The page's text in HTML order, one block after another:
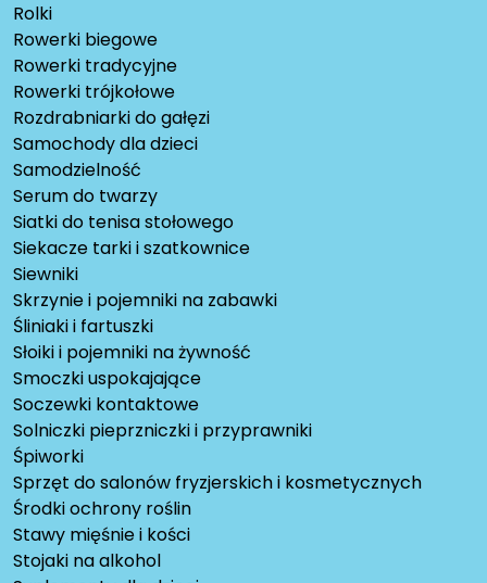
Rolki
Rowerki biegowe
Rowerki tradycyjne
Rowerki trójkołowe
Rozdrabniarki do gałęzi
Samochody dla dzieci
Samodzielność
Serum do twarzy
Siatki do tenisa stołowego
Siekacze tarki i szatkownice
Siewniki
Skrzynie i pojemniki na zabawki
Śliniaki i fartuszki
Słoiki i pojemniki na żywność
Smoczki uspokajające
Soczewki kontaktowe
Solniczki pieprzniczki i przyprawniki
Śpiworki
Sprzęt do salonów fryzjerskich i kosmetycznych
Środki ochrony roślin
Stawy mięśnie i kości
Stojaki na alkohol